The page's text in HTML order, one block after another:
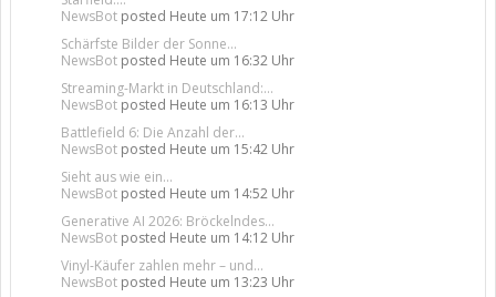
NewsBot posted Heute um 17:12 Uhr
Schärfste Bilder der Sonne...
NewsBot posted Heute um 16:32 Uhr
Streaming-Markt in Deutschland:...
NewsBot posted Heute um 16:13 Uhr
Battlefield 6: Die Anzahl der...
NewsBot posted Heute um 15:42 Uhr
Sieht aus wie ein...
NewsBot posted Heute um 14:52 Uhr
Generative AI 2026: Bröckelndes...
NewsBot posted Heute um 14:12 Uhr
Vinyl-Käufer zahlen mehr – und...
NewsBot posted Heute um 13:23 Uhr